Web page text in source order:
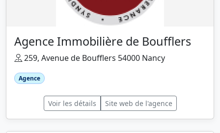
Agence Immobilière de Boufflers
259, Avenue de Boufflers 54000 Nancy
Agence
Voir les détails Site web de l'agence